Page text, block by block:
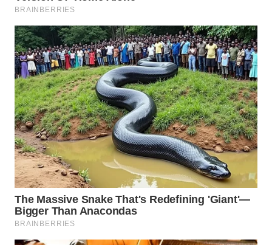
WAHANA
SPORT
WAHANA
UMKM
WAHANA
SELEB
WAHANA
PERSONA
WAHANA
OTOMOTIF